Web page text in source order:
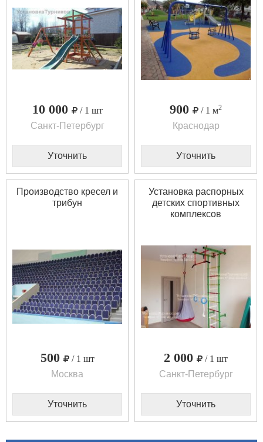
10 000
/ 1 шт
Санкт-Петербург
Уточнить
900 / 1 м2
Краснодар
Уточнить
Производство кресел и
трибун
500
/ 1 шт
Москва
Уточнить
Установка распорных
детских спортивных
комплексов
2 000
/ 1 шт
Санкт-Петербург
Уточнить